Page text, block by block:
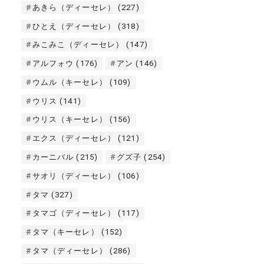
あきら（ディーセレ） (227)
ひとえ（ディーセレ） (318)
みこみこ（ディーセレ） (147)
アルフォウ (176) アン (146)
ウムル（キーセレ） (109)
ウリス (141)
ウリス（キーセレ） (156)
エクス（ディーセレ） (121)
カーニバル (215) グズ子 (254)
サオリ（ディーセレ） (106)
タマ (327)
タマゴ（ディーセレ） (117)
タマ（キーセレ） (152)
タマ（ディーセレ） (286)